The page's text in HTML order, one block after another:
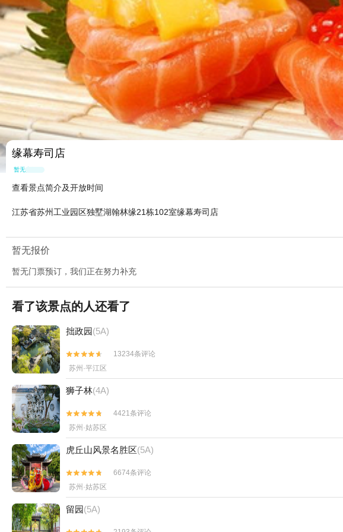
缘幕寿司店
暂无点评
查看景点简介及开放时间
江苏省苏州工业园区独墅湖翰林缘21栋102室缘幕寿司店
暂无报价
暂无门票预订，我们正在努力补充
看了该景点的人还看了
拙政园(5A)


13234条评论
苏州·平江区
狮子林(4A)


4421条评论
苏州·姑苏区
虎丘山风景名胜区(5A)


6674条评论
苏州·姑苏区
留园(5A)